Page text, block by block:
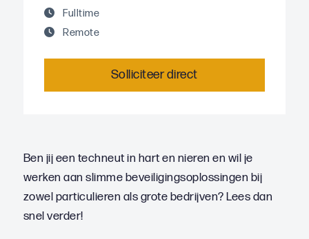
Fulltime
Remote
Solliciteer direct
Ben jij een techneut in hart en nieren en wil je
werken aan slimme beveiligingsoplossingen bij
zowel particulieren als grote bedrijven? Lees dan
snel verder!